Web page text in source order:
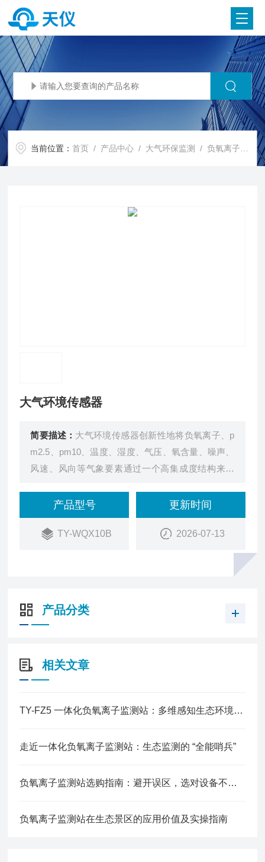
当前位置：首页 / 产品中心 / 大气环保监测 /负氧离子监测站
大气环境传感器
简要描述： 大气环境传感器创新性地将负氧离子、p
m2.5、pm10、温度、湿度、气压、氧含量、噪声、
风速、风向等气象要素通过一个高集成度结构来实
过数字量通讯接口将十项参数一次性输出给用户。
产品型号
TY-WQX10B
更新时间
2026-07-13
产品分类
相关文章
TY-FZ5 一体化负氧离子监测站：多维感知生态环境，打造全域智能监测终端
走近一体化负氧离子监测站：生态监测的 “全能哨兵”
负氧离子监测站选购指南：避开误区，选对设备不踩坑
负氧离子监测站在生态景区的应用价值及实操指南